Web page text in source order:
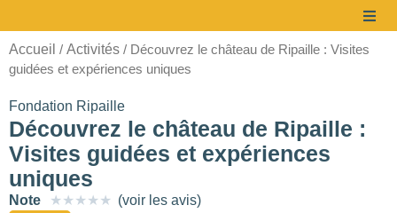
Accueil / Activités / Découvrez le château de Ripaille : Visites
guidées et expériences uniques
Fondation Ripaille
Découvrez le château de Ripaille :
Visites guidées et expériences
uniques
Note ★★★★★ (voir les avis)